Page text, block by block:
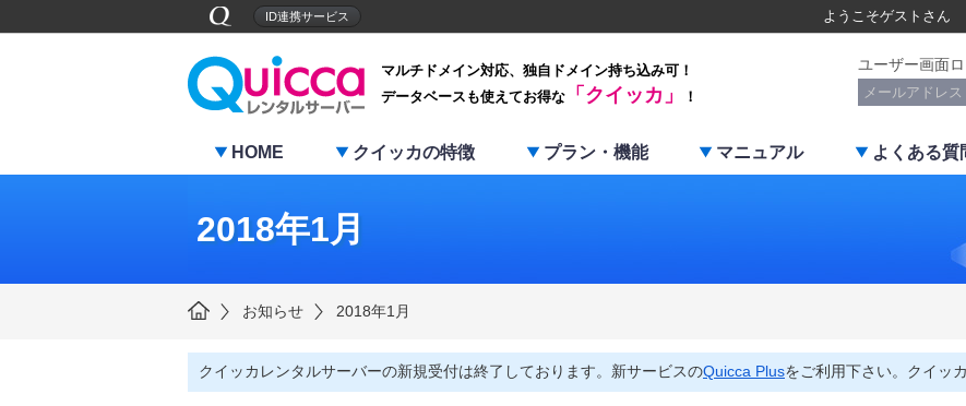
ID連携サービス ようこそゲスト さん
マルチドメイン対応、独自ドメイン持ち込み可！
データベースも使えてお得な
「クイッカ」 ！
ユーザー画面
HOME クイッカの特徴 プラン・機能 マニュアル よくある質
2018年1月
お知らせ 2018年1月
クイッカレンタルサーバーの新規受付は終了しております。新サービスのQuicca Plusをご利用下さい。クイッ